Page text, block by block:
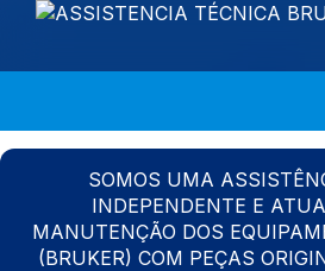
SOMOS UMA
INDEPENDENTE E
MANUTENÇÃO DOS
(BRUKER) COM PEÇAS